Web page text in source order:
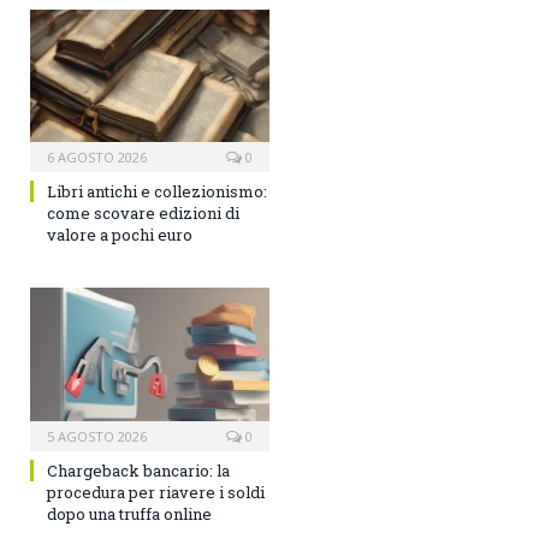
6 AGOSTO 2026 0
Libri antichi e collezionismo:
come scovare edizioni di
valore a pochi euro
5 AGOSTO 2026 0
Chargeback bancario: la
procedura per riavere i soldi
dopo una truffa online